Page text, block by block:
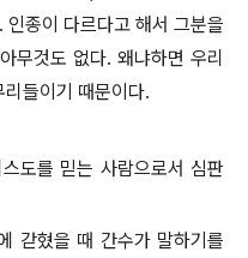
종이 다르다고 해서 그분을
무것도 없다. 왜냐하면 우리
들이기 때문이다.
도를 믿는 사람으로서 심판
갇혔을 때 간수가 말하기를